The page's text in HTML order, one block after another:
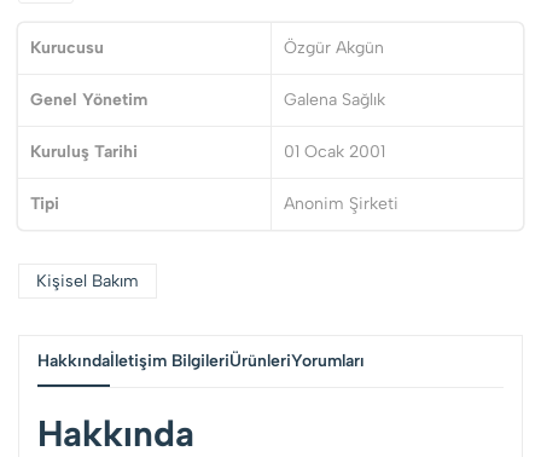
Kurucusu Özgür Akgün
Genel Yönetim Galena Sağlık
Kuruluş Tarihi 01 Ocak 2001
Tipi Anonim Şirketi
Kişisel Bakım
Hakkındaİletişim BilgileriÜrünleriYorumları
Hakkında